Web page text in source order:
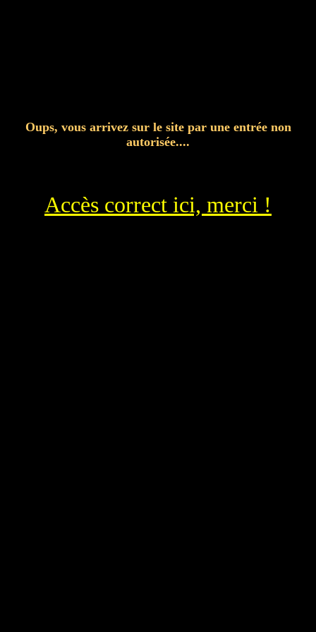
Oups, vous arrivez sur le site par une entrée non
autorisée....
Accès correct ici, merci !